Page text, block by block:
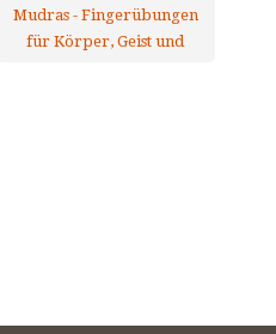
Mudras - Fingerübungen
für Körper, Geist und